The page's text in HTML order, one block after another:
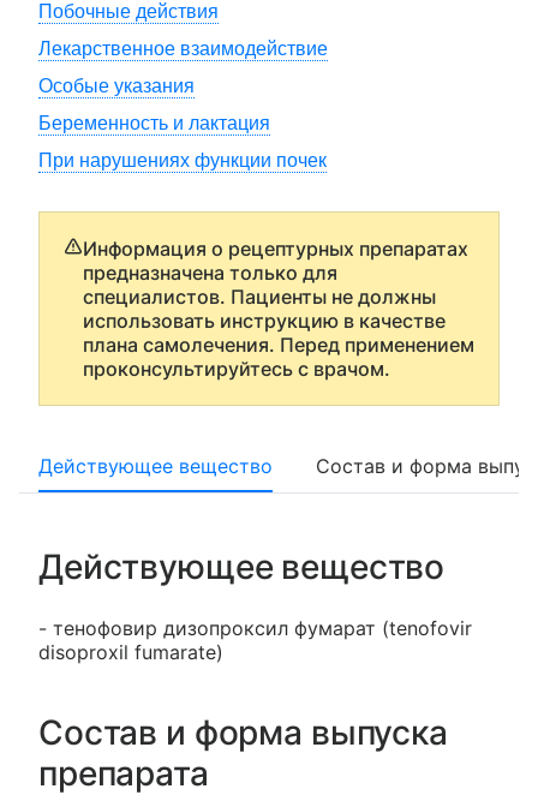
Побочные действия
Лекарственное взаимодействие
Особые указания
Беременность и лактация
При нарушениях функции почек
Информация о рецептурных препаратах
предназначена только для
специалистов. Пациенты не должны
использовать инструкцию в качестве
плана самолечения. Перед применением
проконсультируйтесь с врачом.
Действующее вещество Состав и форма
Действующее вещество
- тенофовир дизопроксил фумарат (tenofovir
disoproxil fumarate)
Состав и форма выпуска
препарата